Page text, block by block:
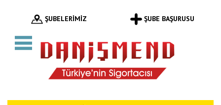
ŞUBELERİMİZ ŞUBE BAŞURUSU